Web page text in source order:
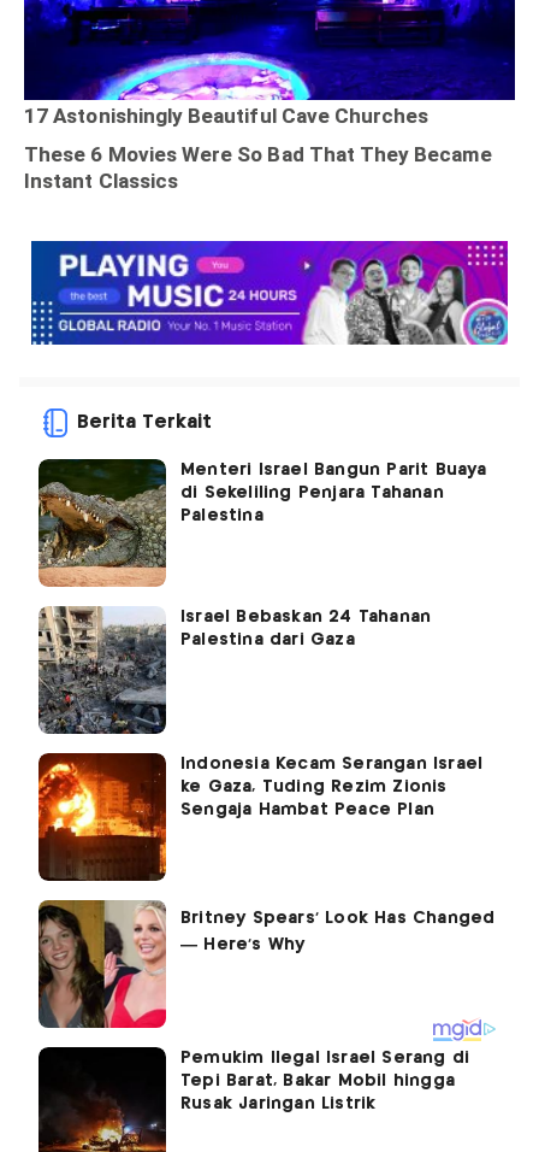
Berita Terkait
Menteri Israel Bangun Parit Buaya
di Sekeliling Penjara Tahanan
Palestina
Israel Bebaskan 24 Tahanan
Palestina dari Gaza
Indonesia Kecam Serangan Israel
ke Gaza, Tuding Rezim Zionis
Sengaja Hambat Peace Plan
Pemukim Ilegal Israel Serang di
Tepi Barat, Bakar Mobil hingga
Rusak Jaringan Listrik